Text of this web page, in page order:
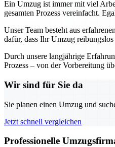
Ein Umzug ist immer mit viel
gesamten Prozess vereinfacht.
Unser Team besteht aus
dafür, dass Ihr Umzug
Durch unsere langjährige
Prozess – von der Vorbereitung
Wir sind für Sie da
Sie planen einen Umzug und
Jetzt schnell vergleichen
Professionelle